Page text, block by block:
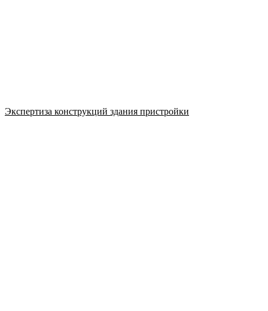
Экспертиза конструкций здания пристройки